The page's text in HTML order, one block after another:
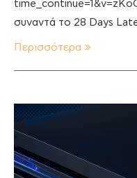
συναντά το 28 Days
Περισσότερα